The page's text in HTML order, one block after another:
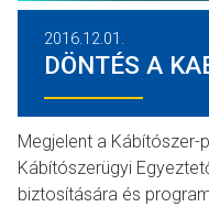
2016.12.01.
DÖNTÉS A
Megjelent a
Kábítószerügyi
biztosítására és